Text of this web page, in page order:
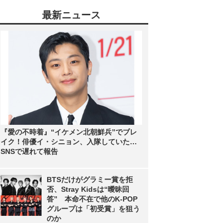
最新ニュース
『愛の不時着』“イケメン北朝鮮兵”でブレ
イク！俳優イ・シニョン、入隊していた…
SNSで遅れて報告
BTSだけがグラミー賞を拒
否、Stray Kidsは“曖昧回
答” 本命不在で他のK-POP
グループは「初受賞」を狙う
のか